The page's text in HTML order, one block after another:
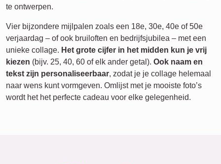
te ontwerpen.
Vier bijzondere mijlpalen zoals een 18e, 30e, 40e of 50e
verjaardag – of ook bruiloften en bedrijfsjubilea – met een
unieke collage. Het grote cijfer in het midden kun je vrij
kiezen (bijv. 25, 40, 60 of elk ander getal). Ook naam en
tekst zijn personaliseerbaar, zodat je je collage helemaal
naar wens kunt vormgeven. Omlijst met je mooiste foto’s
wordt het het perfecte cadeau voor elke gelegenheid.